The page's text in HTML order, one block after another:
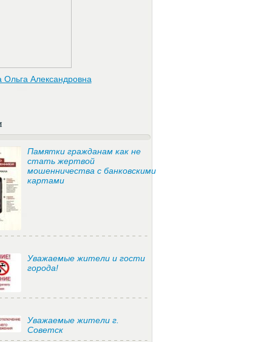
Ольга Александровна
Памятки гражданам как не
стать жертвой
мошенничества с банковскими
картами
Уважаемые жители и гости
города!
Уважаемые жители г.
Советск